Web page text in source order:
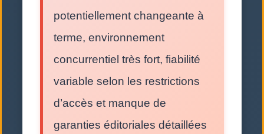
potentiellement changeante à
terme, environnement
concurrentiel très fort, fiabilité
variable selon les restrictions
d’accès et manque de
garanties éditoriales détaillées